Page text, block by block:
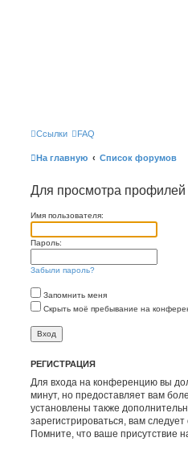
Ссылки FAQ
На главную Список форумов
Для просмотра
Имя пользователя:
Пароль:
Забыли пароль?
Запомнить меня
Скрыть моё пребывание на
РЕГИСТРАЦИЯ
Для входа на конференцию вы
минут, но предоставляет вам
установлены также
зарегистрироваться, вам
Помните, что ваше присутствие